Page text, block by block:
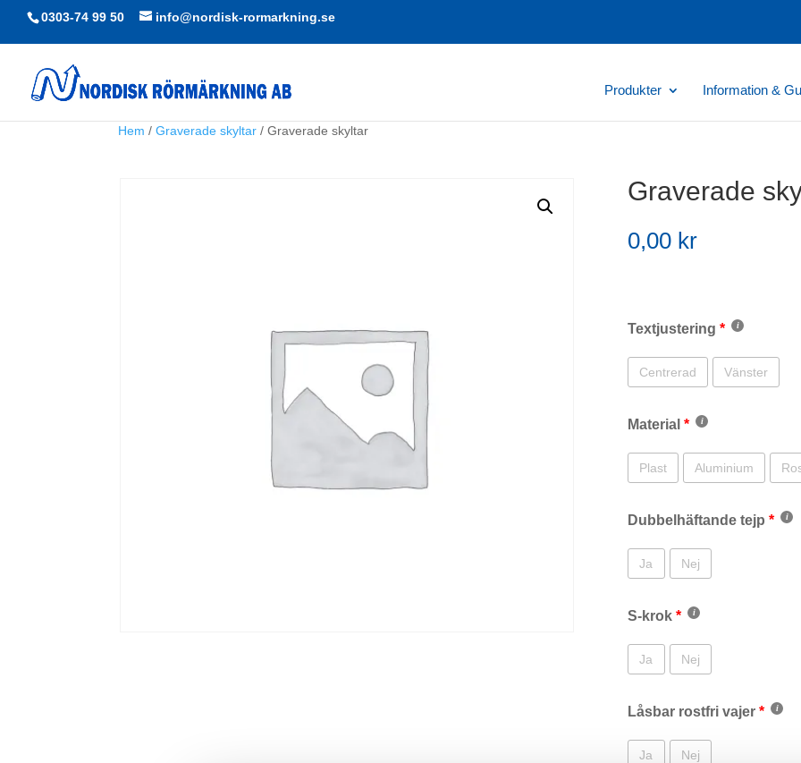
0303-74 99 50 info@nordisk-rormarkning.se
Produkter Information &
Hem / Graverade skyltar / Graverade skyltar
Graverade
0,00 kr
Textjustering
Centrerad Vänster
Material
Plast Aluminium
Dubbelhäftande tejp
Ja Nej
S-krok
Ja Nej
Låsbar rostfri vajer
Ja Nej